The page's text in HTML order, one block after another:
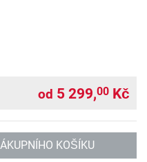
od 5 299,00 Kč
KOŠÍKU